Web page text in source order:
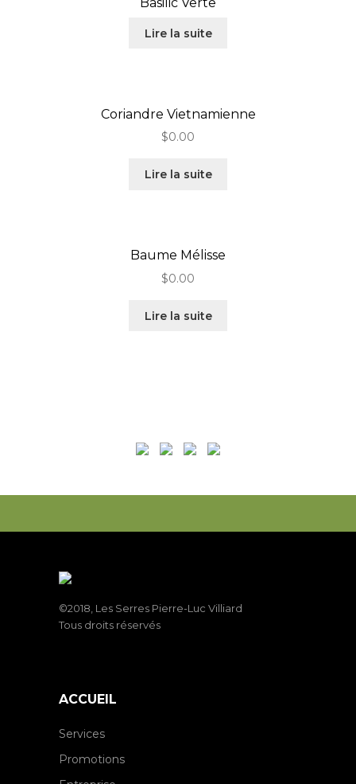
Basilic Verte
Lire la suite
Coriandre Vietnamienne
$0.00
Lire la suite
Baume Mélisse
$0.00
Lire la suite
©2018, Les Serres Pierre-Luc Villiard
Tous droits réservés
ACCUEIL
Services
Promotions